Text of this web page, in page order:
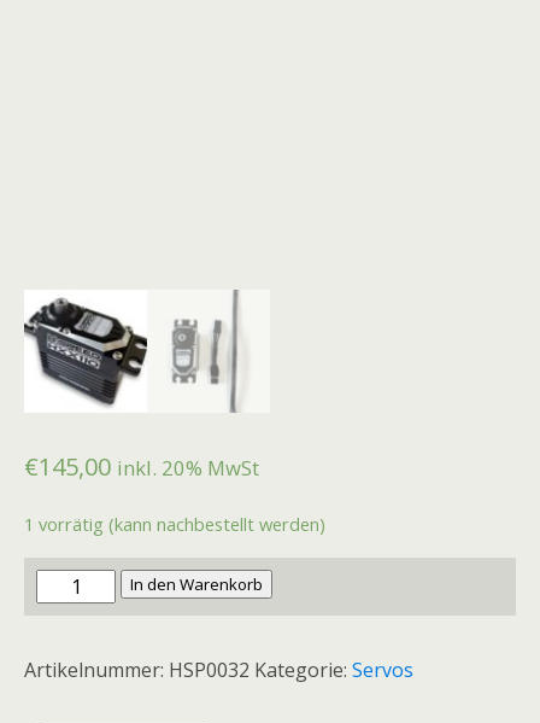
€145,00 inkl. 20% MwSt
1 vorrätig (kann nachbestellt werden)
HXX110
STANDARD
DIGITAL
In den Warenkorb
Artikelnummer: HSP0032 Kategorie: Servos